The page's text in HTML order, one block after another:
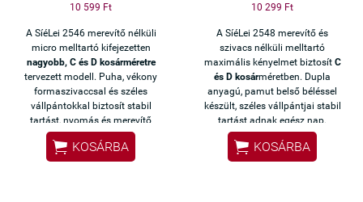
10 599 Ft
A SíéLei 2546 merevítő nélküli
micro melltartó kifejezetten
nagyobb, C és D kosárméretre
tervezett modell. Puha, vékony
formaszivaccsal és széles
vállpántokkal biztosít stabil
tartást, nyomás és merevítő
nélkül.
 KOSÁRBA
10 299 Ft
A SíéLei 2548 merevítő és
szivacs nélküli melltartó
maximális kényelmet biztosít C
és D kosárméretben. Dupla
anyagú, pamut belső béléssel
készült, széles vállpántjai stabil
tartást adnak egész nap.
 KOSÁRBA